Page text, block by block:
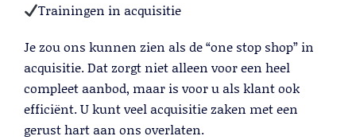
Trainingen in acquisitie
Je zou ons kunnen zien als de “one stop shop” in
acquisitie. Dat zorgt niet alleen voor een heel
compleet aanbod, maar is voor u als klant ook
efficiënt. U kunt veel acquisitie zaken met een
gerust hart aan ons overlaten.
Telemarketing
Lees meer